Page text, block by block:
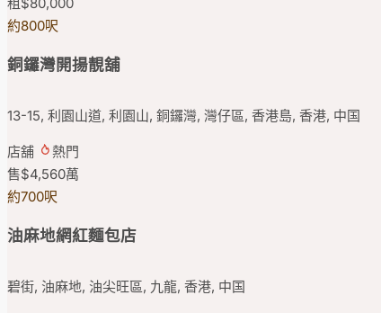
約800呎
銅鑼灣開揚靚舖
13-15, 利園山道, 利園山, 銅鑼灣, 灣仔區, 香港島, 香港, 中国
店舖
熱門
售$4,560萬
約700呎
油麻地網紅麵包店
碧街, 油麻地, 油尖旺區, 九龍, 香港, 中国